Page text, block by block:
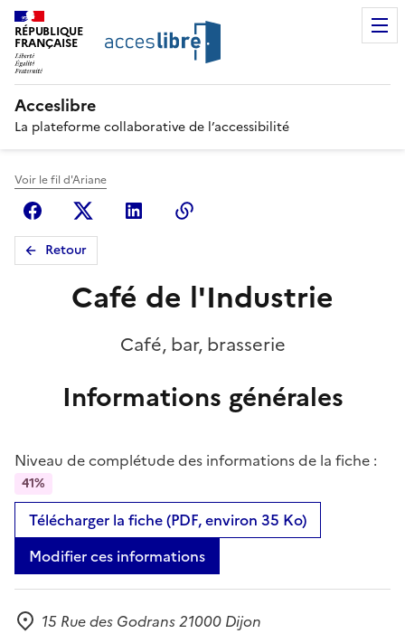
RÉPUBLIQUE
FRANÇAISE
Acceslibre
La plateforme collaborative de l’accessibilité
Voir le fil d'Ariane
FacebookX (anciennement Twitter)
Linkedin
Retour
Café de l'Industrie
Café, bar, brasserie
Informations générales
Niveau de complétude des informations de la fiche :
41%
Télécharger la fiche (PDF, environ 35 Ko)
Modifier ces informations
15 Rue des Godrans 21000 Dijon